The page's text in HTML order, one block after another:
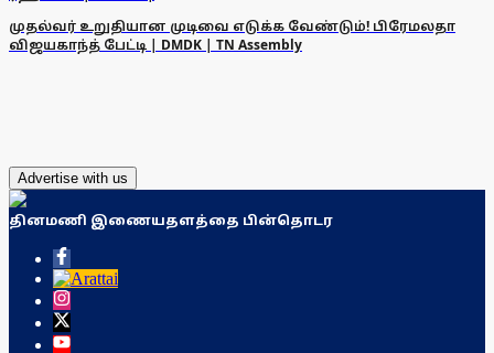
முதல்வர் உறுதியான முடிவை எடுக்க வேண்டும்! பிரேமலதா
விஜயகாந்த் பேட்டி | DMDK | TN Assembly
Advertise with us
தினமணி இணையதளத்தை பின்தொடர